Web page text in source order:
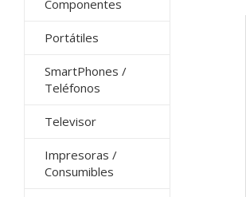
Componentes
Portátiles
SmartPhones /
Teléfonos
Televisor
Impresoras /
Consumibles